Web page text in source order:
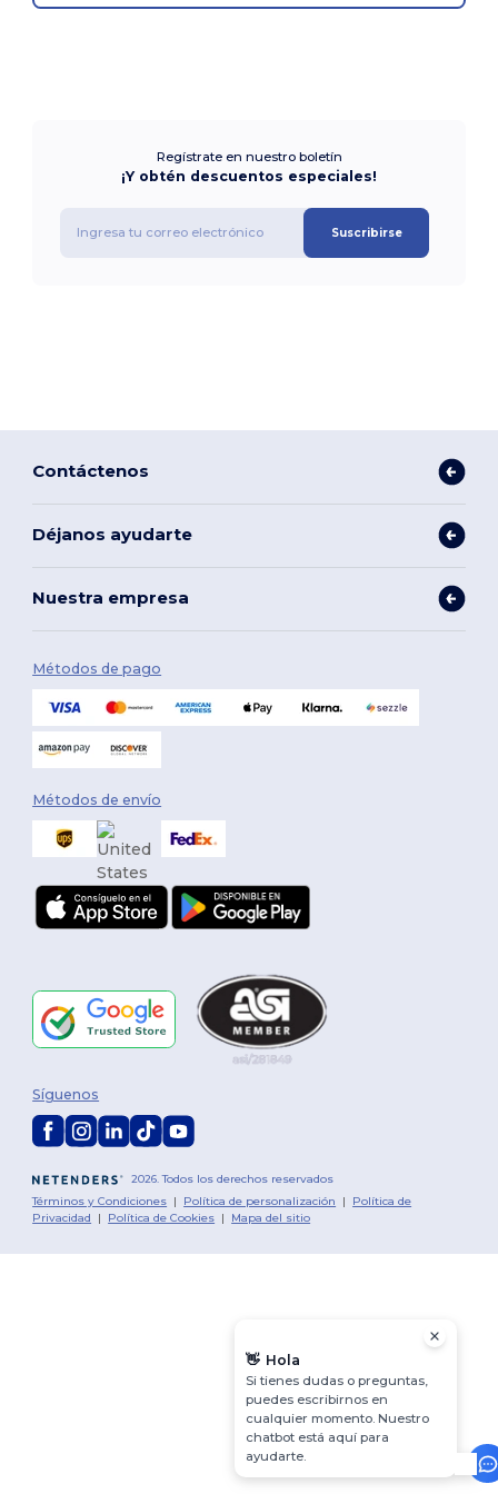
Regístrate en nuestro boletín
¡Y obtén descuentos especiales!
Suscribirse
Contáctenos
Déjanos ayudarte
Nuestra empresa
Métodos de pago
Métodos de envío
2026. Todos los derechos reservados
Términos y Condiciones | Política de personalización | Política de
Privacidad | Política de Cookies | Mapa del sitio
Síguenos
👋 Hola
Si tienes dudas o preguntas,
puedes escribirnos en
cualquier momento. Nuestro
chatbot está aquí para
ayudarte.